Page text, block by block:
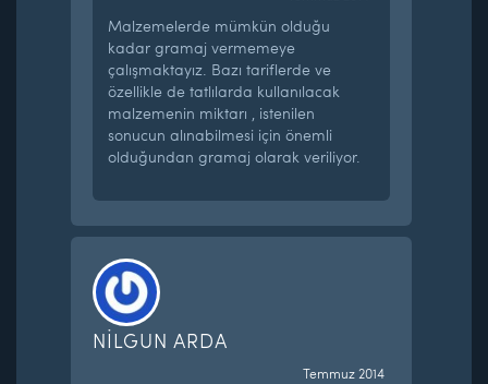
Malzemelerde mümkün olduğu
kadar gramaj vermemeye
çalışmaktayız. Bazı tariflerde ve
özellikle de tatlılarda kullanılacak
malzemenin miktarı , istenilen
sonucun alınabilmesi için önemli
olduğundan gramaj olarak veriliyor.
NİLGUN ARDA
Temmuz 2014